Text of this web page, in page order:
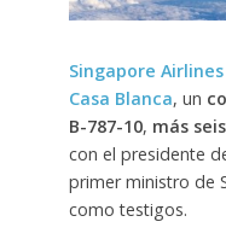
Singapore Airlines
Casa Blanca, un
B-787-10, más
con el presidente
primer ministro de
como testigos.